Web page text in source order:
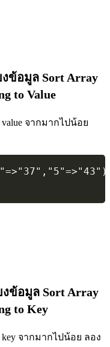
ข้อมูล Sort Array
to Value
จากมากไปน้อย
ข้อมูล Sort Array
to Key
จากมากไปน้อย ลอง